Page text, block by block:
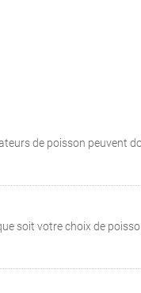
de poisson peuvent
soit votre choix de